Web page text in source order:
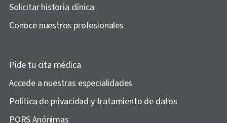
Solicitar historia clínica
Conoce nuestros profesionales
Pide tu cita médica
Accede a nuestras especialidades
Política de privacidad y tratamiento de datos
PQRS Anónimas